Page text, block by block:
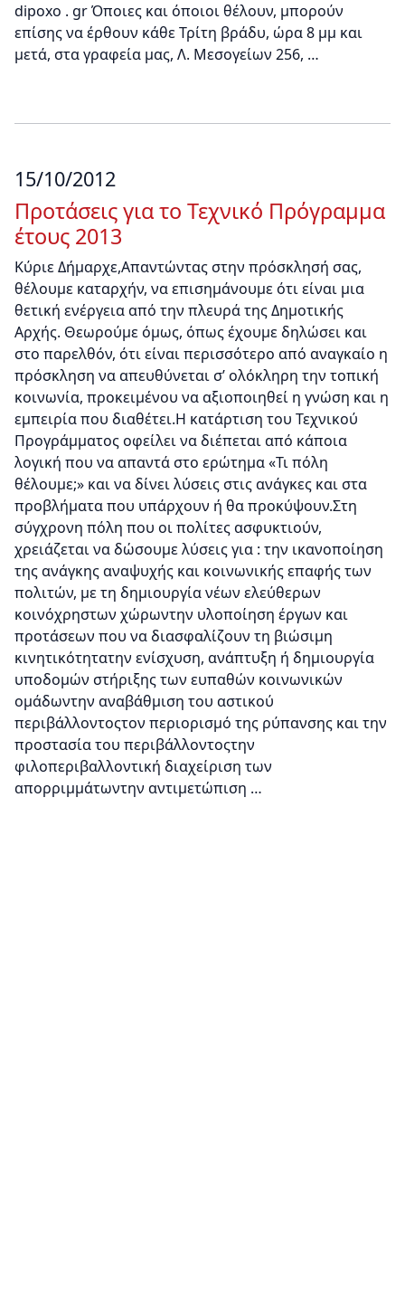
dipoxo . gr Όποιες και όποιοι θέλουν, μπορούν
επίσης να έρθουν κάθε Τρίτη βράδυ, ώρα 8 μμ και
μετά, στα γραφεία μας, Λ. Μεσογείων 256, …
15/10/2012
Προτάσεις για το Τεχνικό Πρόγραμμα
έτους 2013
Κύριε Δήμαρχε,Απαντώντας στην πρόσκλησή σας,
θέλουμε καταρχήν, να επισημάνουμε ότι είναι μια
θετική ενέργεια από την πλευρά της Δημοτικής
Αρχής. Θεωρούμε όμως, όπως έχουμε δηλώσει και
στο παρελθόν, ότι είναι περισσότερο από αναγκαίο η
πρόσκληση να απευθύνεται σ’ ολόκληρη την τοπική
κοινωνία, προκειμένου να αξιοποιηθεί η γνώση και η
εμπειρία που διαθέτει.Η κατάρτιση του Τεχνικού
Προγράμματος οφείλει να διέπεται από κάποια
λογική που να απαντά στο ερώτημα «Τι πόλη
θέλουμε;» και να δίνει λύσεις στις ανάγκες και στα
προβλήματα που υπάρχουν ή θα προκύψουν.Στη
σύγχρονη πόλη που οι πολίτες ασφυκτιούν,
χρειάζεται να δώσουμε λύσεις για : την ικανοποίηση
της ανάγκης αναψυχής και κοινωνικής επαφής των
πολιτών, με τη δημιουργία νέων ελεύθερων
κοινόχρηστων χώρωντην υλοποίηση έργων και
προτάσεων που να διασφαλίζουν τη βιώσιμη
κινητικότητατην ενίσχυση, ανάπτυξη ή δημιουργία
υποδομών στήριξης των ευπαθών κοινωνικών
ομάδωντην αναβάθμιση του αστικού
περιβάλλοντοςτον περιορισμό της ρύπανσης και την
προστασία του περιβάλλοντοςτην
φιλοπεριβαλλοντική διαχείριση των
απορριμμάτωντην αντιμετώπιση …